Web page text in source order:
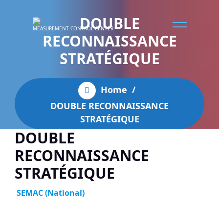
MEASUREMENT CONTROL CENTER
DOUBLE
RECONNAISSANCE
STRATÉGIQUE
Home /
DOUBLE RECONNAISSANCE
STRATÉGIQUE
DOUBLE
RECONNAISSANCE
STRATÉGIQUE
SEMAC (National)